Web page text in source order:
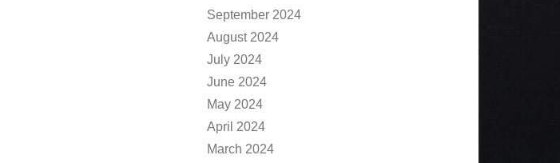
September 2024
August 2024
July 2024
June 2024
May 2024
April 2024
March 2024